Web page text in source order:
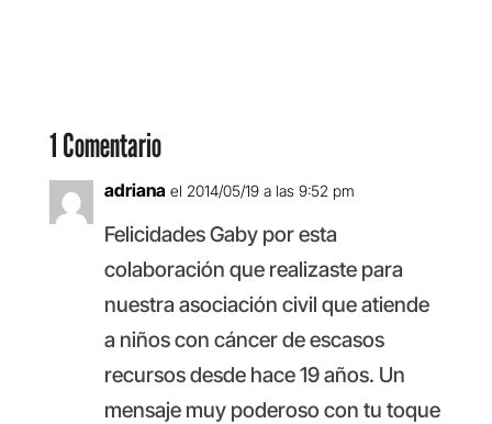
1 Comentario
adriana el 2014/05/19 a las 9:52 pm
Felicidades Gaby por esta
colaboración que realizaste para
nuestra asociación civil que atiende
a niños con cáncer de escasos
recursos desde hace 19 años. Un
mensaje muy poderoso con tu toque